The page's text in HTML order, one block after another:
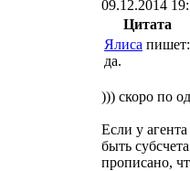
09.12.2014
Цитата
Ялиса пишет:
да.
))) скоро по
Если у
быть
прописано,